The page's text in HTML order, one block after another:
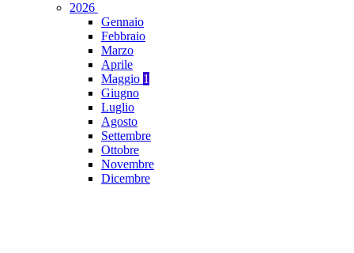
2026
Gennaio
Febbraio
Marzo
Aprile
Maggio 1
Giugno
Luglio
Agosto
Settembre
Ottobre
Novembre
Dicembre